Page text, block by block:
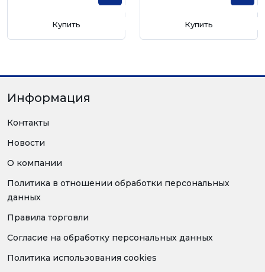
Купить Купить
Информация
Контакты
Новости
О компании
Политика в отношении обработки персональных
данных
Правила торговли
Согласие на обработку персональных данных
Политика использования cookies